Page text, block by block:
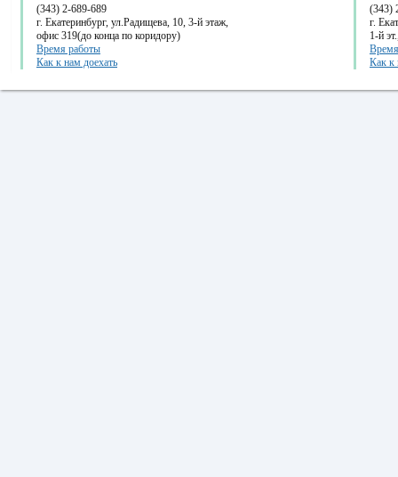
(343) 2-689-689
г. Екатеринбург, ул.Радищева, 10, 3-й этаж,
офис 319(до конца по коридору)
Время работы
Как к нам доехать
(343)
г.
1-й
Как к